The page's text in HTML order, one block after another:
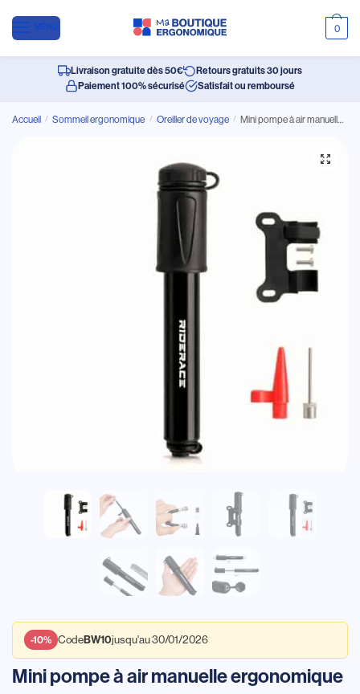
MENU 0
Livraison gratuite dès 50€
Retours gratuits 30 jours
Paiement 100% sécurisé
Satisfait ou remboursé
Accueil / Sommeil ergonomique / Oreiller de voyage / Mini pompe à air manuelle ergonomique
-10% CodeBW10jusqu'au 30/01/2026
Mini pompe à air manuelle ergonomique